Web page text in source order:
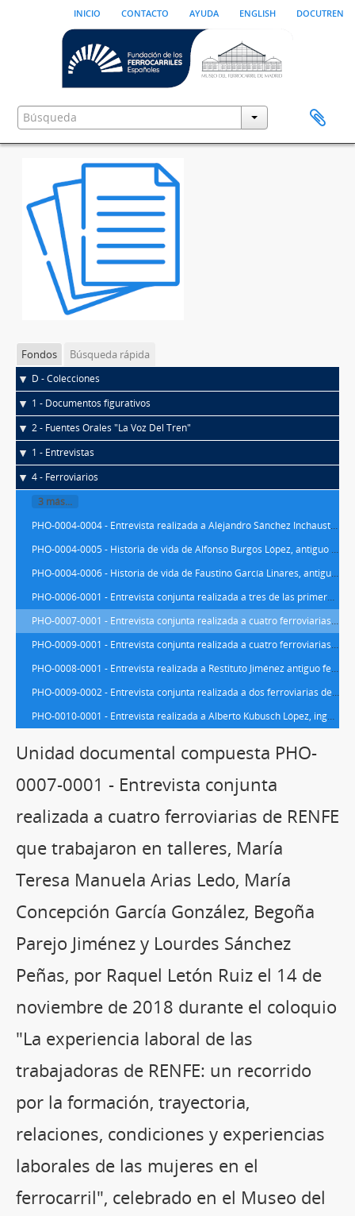
inicio contacto ayuda english docutren
Fondos Búsqueda rápida
D - Colecciones
1 - Documentos figurativos
2 - Fuentes Orales "La Voz Del Tren"
1 - Entrevistas
4 - Ferroviarios
3 más...
PHO-0004-0004 - Entrevista realizada a Alejandro Sánchez Inchausti y Jorge López Cardiel, antiguos maquinistas de tracción diésel y tracción eléctrica, por Ana Cabanes Martín, en el salón de actos del Museo del Ferrocarril de Madrid y en el interior del Automotor TER 597-010-8 (Ex 9710), ubicado en la nave central del Museo, el día 19 de noviembre de 2015. Consta de 3 archivos audiovisuales en formato avi (604 MB / 2,87 GB / 1,45 GB), con 1 hora, 13 minutos y 25 segundos de grabación (00:08:52 / 00:43:26 / 00:21:07), y 30 páginas de transcripción realizada por Rosana Sánchez de Bustamante González
PHO-0004-0005 - Historia de vida de Alfonso Burgos López, antiguo maquinista de la Compañía MZA y de RENFE, entre otras categorías profesionales, transferidas probablemente en la década de 1980 dentro de los fondos fundacionales del Museo del Ferrocarril de Madrid. Consta 6 páginas mecanografiadas en formato pdf con el texto original, y 6 páginas de transcripción realizada por Elena González Barrios
PHO-0004-0006 - Historia de vida de Faustino García Linares, antiguo ferroviario de la Compañía MCP y de RENFE, que desempeñó distintas categorías profesionales, junto con un texto explicando el funcionamiento de un depósito de locomotoras de vapor, concretamente el de Madrid - Atocha, transferidos probablemente en la década de 1980 dentro de los fondos fundacionales del Museo del Ferrocarril de Madrid. El texto original de la historia de vida consta 25 hojas mecanografiadas y 1 hoja manuscrita en formato papel, y 19 páginas de transcripción realizada por Elena González Barrios. El texto original relativo al funcionamiento de un depósito de locomotoras de vapor consta de 8 hojas mecanografiadas, faltando la nº 3 de la narración, y 8 páginas de transcripción realizada por Elena González Barrios
PHO-0006-0001 - Entrevista conjunta realizada a tres de las primeras maquinistas en RENFE, Gloria Esparza Liberal, Pilar Cordero de Ciria y María del Carmen González Fernández, en el interior del automotor diésel TER expuesto en el Museo del Ferrocarril de Madrid, por Raquel Letón Ruiz el 13 de junio de 2018. Consta de 1 archivo audiovisual en formatos avi y mp4 (3,36 GB avi y 8,33 GB mp4), con 51 minutos y 34 segundos de grabación, 74 imágenes digitales (extraídas del audiovisual), y 27 páginas de transcripción realizada por María Arroyo Gómez
PHO-0007-0001 - Entrevista conjunta realizada a cuatro ferroviarias de RENFE que trabajaron en talleres, María Teresa Manuela Arias Ledo, María Concepción García González, Begoña Parejo Jiménez y Lourdes Sánchez Peñas, por Raquel Letón Ruiz el 14 de noviembre de 2018 durante el coloquio "La experiencia laboral de las trabajadoras de RENFE: un recorrido por la formación, trayectoria, relaciones, condiciones y experiencias laborales de las mujeres en el ferrocarril", celebrado en el Museo del Ferrocarril de Madrid con motivo de la XVIII Semana de la Ciencia y la Innovación de Madrid, evento de divulgación científica y participación ciudadana organizado por la Fundación para el Conocimiento madri+d con el objetivo de involucrar activamente a los ciudadanos en la ciencia, la tecnología y la innovación. Consta de 1 archivo audiovisual en formato avi (5,45 GB en alta calidad y 1,12 GB en media calidad y tamaño), con 2 horas, 10 minutos y 56 segundos de grabación, 45 imágenes digitales, y xx páginas de transcripción realizada por _
PHO-0009-0001 - Entrevista conjunta realizada a cuatro ferroviarias de ADIF, Maitane Sáez de Ibarra, Paula Cortegana López, Rosa Fonollosa Aguera y Emilia Barrios Sotos, por Ana Marañón Uriarte, el 5 de marzo de 2019 en el Museo del Ferrocarril de Madrid para la producción del vídeo con motivo del Día Internacional de la Mujer (8 de marzo) "Ayer y hoy de la mujer ferroviaria en ADIF". Consta de 1 archivo audiovisual en formato mp4 (2.3332 GB en alta calidad y 0.123288 GB en calidad media), con 20 minutos y 28 segundos de grabación y xx páginas de transcripción realizada por xxxx
PHO-0008-0001 - Entrevista realizada a Restituto Jiménez antiguo ferroviario, en la finca de la Malvaloca en Collado Villalba, sobre la historia del ferrocarril de la estación de Collado Villalba a las canteras de El Berrocal. Entrevista realizada por Javier Aguado Martín, Presidente de la Asociación de Amigos del Ferrocarril de Collado Villalba, el 4 de julio de 2017. Consta de 2 archivos audiovisuales en formato MTS (1.6948 GB y 0.605713 GB), con un total de 14 minutos y 22 segundos (9 minutos y 20 segundos) y (5 minutos y 2 segundos) y xx páginas de transcripción realizada por xxxx
PHO-0009-0002 - Entrevista conjunta realizada a dos ferroviarias de ADIF, María Jesús Sanz Martínez y Sagrario Peraleda Díaz, por Leticia Martínez García el 28 de febrero de 2025 en el automotor TER del Museo del Ferrocarril de Madrid, con motivo del Día Internacional de la Mujer (8 de marzo). Consta de 1 archivo audiovisual en formato mp4 (30,9 GB en alta calidad y 9,46 GB en calidad media), con 1 hora, 9 minutos y 41 segundos de grabación y xx páginas de transcripción realizada por xxxx
PHO-0010-0001 - Entrevista realizada a Alberto Kubusch López, ingeniero de RENFE que trabajó durante la instalación a finales de la década de 1960 del sistema de venta y reserva electrónica de plazas en los trenes, por Domingo Cuéllar Villar el 8 de marzo de 2017. Consta de 1 archivo audiovisual en formato M4A (34,2 MB), con 1 hora y 12 minutos de grabación y xx páginas de transcripción realizada por xxxx
Unidad documental compuesta PHO-
0007-0001 - Entrevista conjunta
realizada a cuatro ferroviarias de RENFE
que trabajaron en talleres, María
Teresa Manuela Arias Ledo, María
Concepción García González, Begoña
Parejo Jiménez y Lourdes Sánchez
Peñas, por Raquel Letón Ruiz el 14 de
noviembre de 2018 durante el coloquio
"La experiencia laboral de las
trabajadoras de RENFE: un recorrido
por la formación, trayectoria,
relaciones, condiciones y experiencias
laborales de las mujeres en el
ferrocarril", celebrado en el Museo del